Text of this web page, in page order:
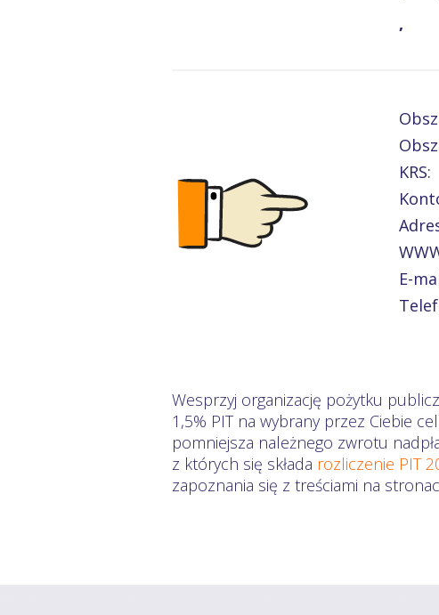
,
KRS:
E-
Wesprzyj organizację pożytku
1,5% PIT na wybrany przez Ciebie
pomniejsza należnego zwrotu
z których się składa rozliczenie PIT
zapoznania się z treściami na